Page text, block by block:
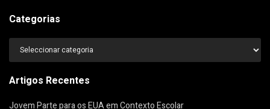
Categorias
Categorias
Artigos Recentes
Jovem Parte para os EUA em Contexto Escolar